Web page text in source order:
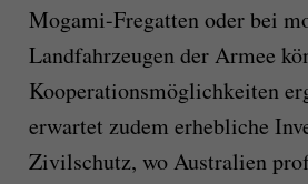
Mogami-Fregatten oder bei
Landfahrzeugen der Armee
Kooperationsmöglichkeiten
erwartet zudem erhebliche
Zivilschutz, wo Australien